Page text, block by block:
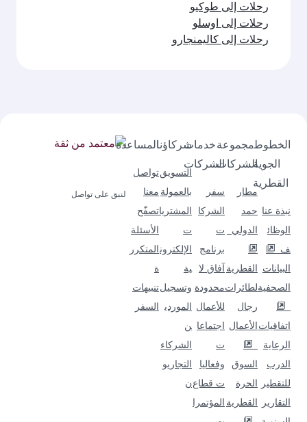
رحلات إلى طوكيو
رحلات إلى اوسلو
رحلات إلى كاليمنجارو
الخطوط
الجوية
القطرية
نبذة عنا
الوظائ
ف
البيانات
الصحفية
اتفاقيات
الرعاية
الدرب
للتقطير
التقارير
مجموعة
الشركات
مطار
حمد
الدولي
القطرية
لطائرات
رجال
الأعمال
السوق
الحرة
القطرية
خدمات
الشركات
سفر
الشركا
ت
برنامج
آفاق لا
محدودة
للأعمال
اجتماعا
وفعاليا
ت قطاع
المؤتمرا
شركاؤنا
التسويق
بالعمولة
المشتريا
الإلكترون
ية
وتسجيل
الموردي
ن
الشركاء
التجاريو
ن
المساعدة
تواصل
معنا
تصفّح
الأسئلة
المتكرر
تنبيهات
السفر
لنبق على تواصل